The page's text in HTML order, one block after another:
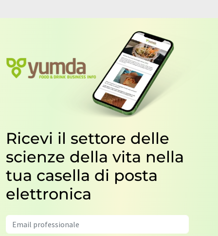
Ricevi il settore delle
scienze della vita nella
tua casella di posta
elettronica